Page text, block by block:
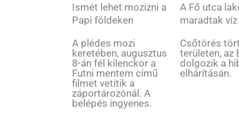
Ismét lehet mozizni a
Papi földeken
A plédes mozi
keretében, augusztus
8-án fél kilenckor a
Futni mentem című
filmet vetítik a
záportározónál. A
belépés ingyenes.
A Fő utca
maradtak víz
Csőtörés
területen, az
dolgozik a
elhárításán.